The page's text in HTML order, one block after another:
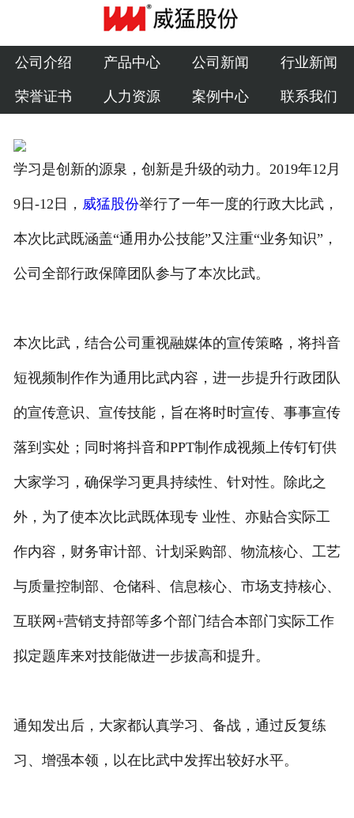
公司介绍
产品中心
公司新闻
荣誉证书
公司介绍 产品中心 公司新闻 行业新闻
荣誉证书 人力资源 案例中心 联系我们
学习是创新的源泉，创新是升级的动力。2019年12月
9日-12日， 威猛股份举行了一年一度的行政大比武，
本次比武既涵盖“通用办公技能”又注重“业务知识”，
公司全部行政保障团队参与了本次比武。
本次比武，结合公司重视融媒体的宣传策略，将抖音
短视频制作作为通用比武内容，进一步提升行政团队
的宣传意识、宣传技能，旨在将时时宣传、事事宣传
落到实处；同时将抖音和PPT制作成视频上传钉钉供
大家学习，确保学习更具持续性、针对性。除此之
外，为了使本次比武既体现专 业性、亦贴合实际工
作内容，财务审计部、计划采购部、物流核心、工艺
与质量控制部、仓储科、信息核心、市场支持核心、
互联网+营销支持部等多个部门结合本部门实际工作
拟定题库来对技能做进一步拔高和提升。
通知发出后，大家都认真学习、备战，通过反复练
习、增强本领，以在比武中发挥出较好水平。